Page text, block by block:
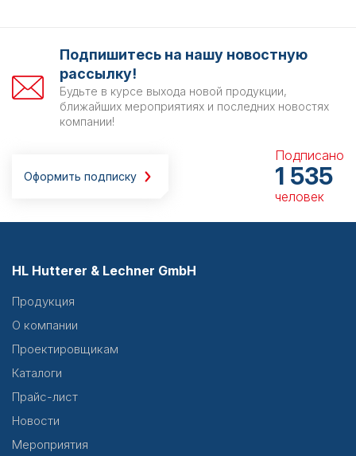
Подпишитесь на нашу новостную
рассылку!
Будьте в курсе выхода новой продукции,
ближайших мероприятиях и последних новостях
компании!
Оформить подписку
Подписано
1 535
человек
HL Hutterer & Lechner GmbH
Продукция
О компании
Проектировщикам
Каталоги
Прайс-лист
Новости
Мероприятия